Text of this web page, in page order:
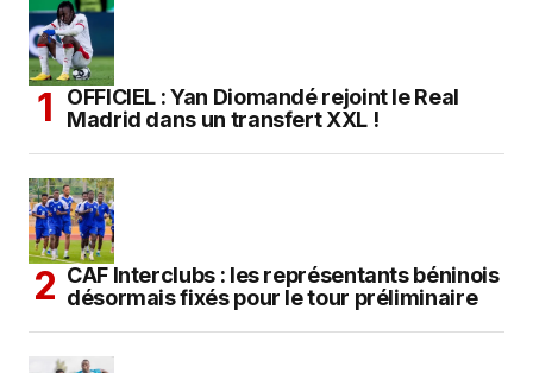
OFFICIEL : Yan Diomandé rejoint le Real
Madrid dans un transfert XXL !
CAF Interclubs : les représentants béninois
désormais fixés pour le tour préliminaire